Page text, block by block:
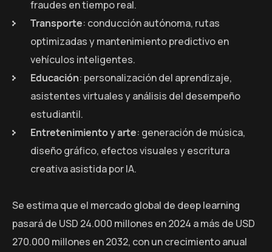
fraudes en tiempo real.
Transporte: conducción autónoma, rutas
optimizadas y mantenimiento predictivo en
vehículos inteligentes.
Educación: personalización del aprendizaje,
asistentes virtuales y análisis del desempeño
estudiantil.
Entretenimiento y arte: generación de música,
diseño gráfico, efectos visuales y escritura
creativa asistida por IA.
Se estima que el mercado global de deep learning
pasará de USD 24.000 millones en 2024 a más de USD
270.000 millones en 2032, con un crecimiento anual